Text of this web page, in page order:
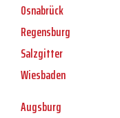
Osnabrück
Regensburg
Salzgitter
Wiesbaden
Augsburg